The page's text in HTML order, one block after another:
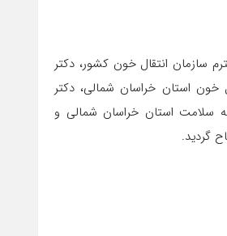
محترم سازمان انتقال خون کشور، دکتر
خون استان خراسان شمالی، دکتر
سلامت استان خراسان شمالی و
گردید.